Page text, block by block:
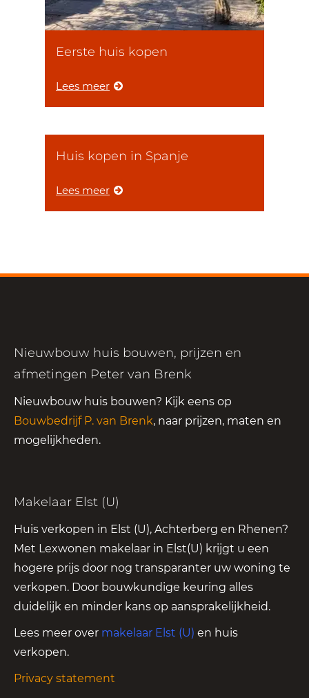
Eerste huis kopen
Lees meer
Huis kopen in Spanje
Lees meer
Nieuwbouw huis bouwen, prijzen en
afmetingen Peter van Brenk
Nieuwbouw huis bouwen? Kijk eens op
Bouwbedrijf P. van Brenk, naar prijzen, maten en
mogelijkheden.
Makelaar Elst (U)
Huis verkopen in Elst (U), Achterberg en Rhenen?
Met Lexwonen makelaar in Elst(U) krijgt u een
hogere prijs door nog transparanter uw woning te
verkopen. Door bouwkundige keuring alles
duidelijk en minder kans op aansprakelijkheid.
Lees meer over makelaar Elst (U) en huis
verkopen.
Privacy statement